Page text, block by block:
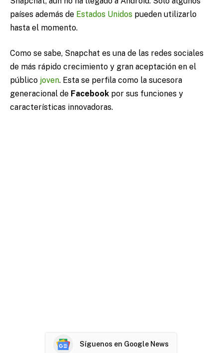
países además de Estados Unidos pueden utilizarlo
hasta el momento.
Como se sabe, Snapchat es una de las redes sociales
de más rápido crecimiento y gran aceptación en el
público joven. Esta se perfila como la sucesora
generacional de Facebook por sus funciones y
características innovadoras.
Síguenos en Google News